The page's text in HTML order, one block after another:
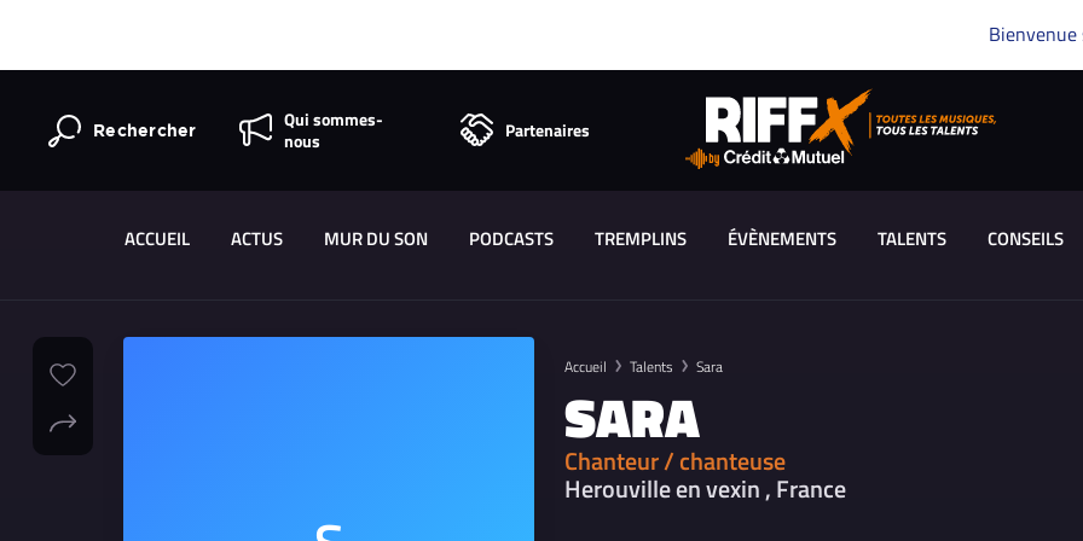
Bienvenue
Rechercher
Qui sommes-
nous
Partenaires
ACCUEIL ACTUS MUR DU SON PODCASTS TREMPLINS ÉVÈNEMENTS TALENTS CONSEILS
Accueil Talents Sara
SARA
Chanteur / chanteuse
Herouville en vexin , France